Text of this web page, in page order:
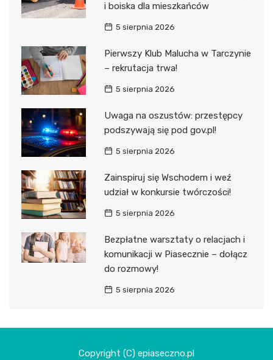
i boiska dla mieszkańców
5 sierpnia 2026
Pierwszy Klub Malucha w Tarczynie
– rekrutacja trwa!
5 sierpnia 2026
Uwaga na oszustów: przestępcy
podszywają się pod gov.pl!
5 sierpnia 2026
Zainspiruj się Wschodem i weź
udział w konkursie twórczości!
5 sierpnia 2026
Bezpłatne warsztaty o relacjach i
komunikacji w Piasecznie – dołącz
do rozmowy!
5 sierpnia 2026
Copyright (C) epiaseczno.pl